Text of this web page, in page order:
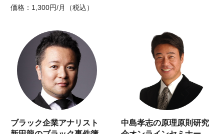
価格：1,300円/月（税込）
ブラック企業アナリスト
中島孝志の原理原則研究